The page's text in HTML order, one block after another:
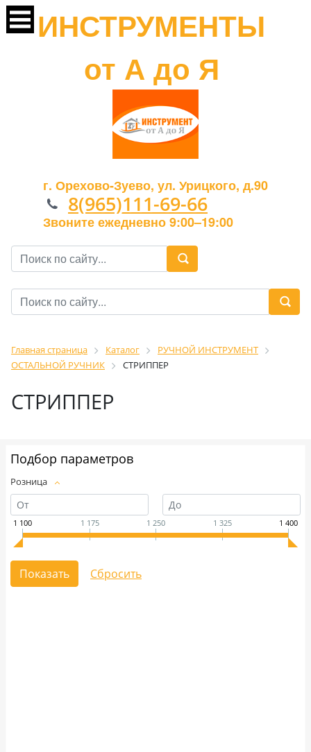
ИНСТРУМЕНТЫ
от А до Я
г. Орехово-Зуево, ул. Урицкого, д.90
8(965)111-69-66
Звоните ежедневно 9:00–19:00
Главная страница Каталог
РУЧНОЙ ИНСТРУМЕНТ
ОСТАЛЬНОЙ РУЧНИК
СТРИППЕР
СТРИППЕР
Подбор параметров
Розница
1 100 1 175 1 250 1 325 1 400